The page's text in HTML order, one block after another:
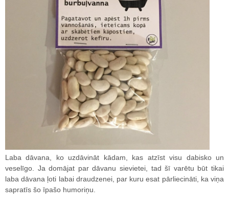
Laba dāvana, ko uzdāvināt kādam, kas atzīst visu dabisko un
veselīgo. Ja domājat par dāvanu sievietei, tad šī varētu būt tikai
laba dāvana ļoti labai draudzenei, par kuru esat pārliecināti, ka viņa
sapratīs šo īpašo humoriņu.